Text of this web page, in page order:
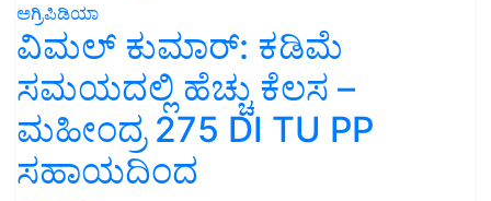
ಅಗ್ರಿಪಿಡಿಯಾ
ವಿಮಲ್ ಕುಮಾರ್: ಕಡಿಮೆ
ಸಮಯದಲ್ಲಿ ಹೆಚ್ಚು ಕೆಲಸ –
ಮಹೀಂದ್ರ 275 DI TU PP
ಸಹಾಯದಿಂದ